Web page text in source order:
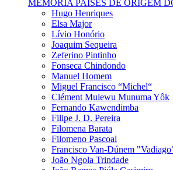
MEMÓRIA PAÍSES DE ORIGEM
Hugo Henriques
Elsa Major
Lívio Honório
Joaquim Sequeira
Zeferino Pintinho
Fonseca Chindondo
Manuel Homem
Miguel Francisco “Michel“
Clément Mulewu Munuma Yôk
Fernando Kawendimba
Filipe J. D. Pereira
Filomena Barata
Filomeno Pascoal
Francisco Van-Dúnem
João Ngola Trindade